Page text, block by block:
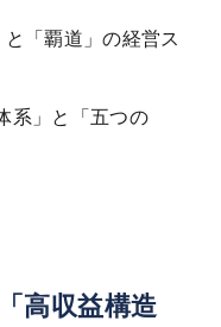
「覇道」の経営ス
系」と「五つの
高収益構造